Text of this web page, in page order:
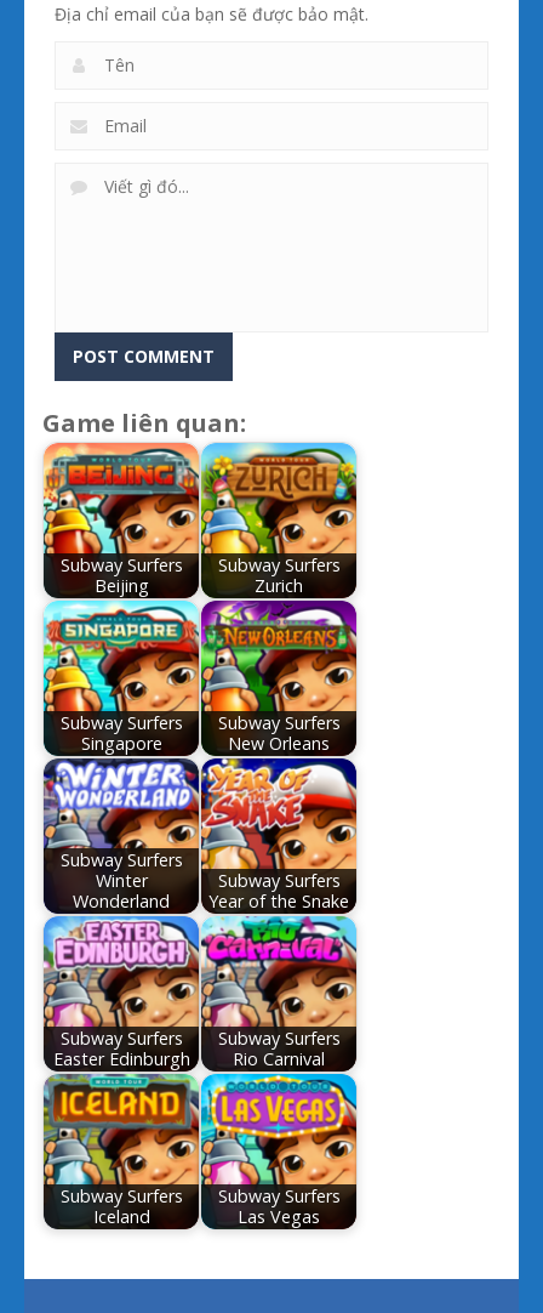
Địa chỉ email của bạn sẽ được bảo mật.
Game liên quan:
Subway Surfers
Beijing
Subway Surfers
Zurich
Subway Surfers
Singapore
Subway Surfers
New Orleans
Subway Surfers
Winter
Wonderland
Subway Surfers
Year of the Snake
Subway Surfers
Easter Edinburgh
Subway Surfers
Rio Carnival
Subway Surfers
Iceland
Subway Surfers
Las Vegas